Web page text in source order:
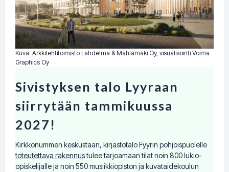
Kuva: Arkkitehtitoimisto Lahdelma & Mahlamäki Oy, visualisointi Voima
Graphics Oy
Sivistyksen talo Lyyraan
siirrytään tammikuussa
2027!
Kirkkonummen keskustaan, kirjastotalo Fyyrin pohjoispuolelle
toteutettava rakennustulee tarjoamaan tilat noin 800 lukio-
opiskelijalle ja noin 550 musiikkiopiston ja kuvataidekoulun